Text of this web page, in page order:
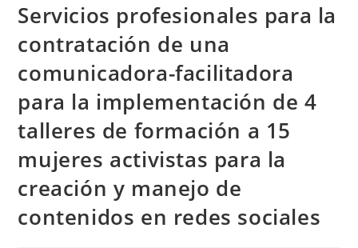
Servicios profesionales para la
contratación de una
comunicadora-facilitadora
para la implementación de 4
talleres de formación a 15
mujeres activistas para la
creación y manejo de
contenidos en redes sociales